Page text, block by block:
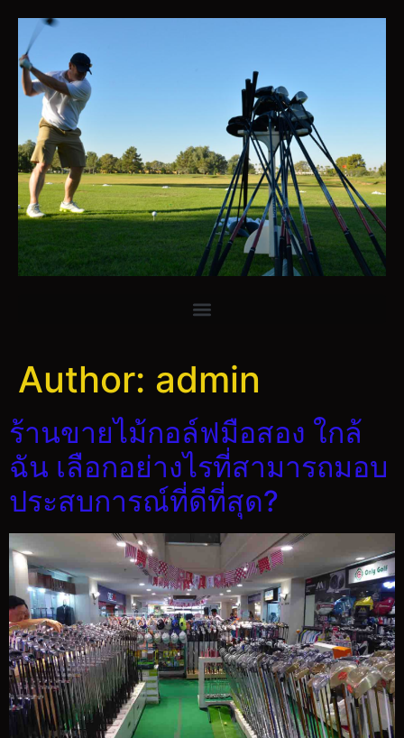
Author: admin
ร้านขายไม้กอล์ฟมือสอง ใกล้
ฉัน เลือกอย่างไรที่สามารถมอบ
ประสบการณ์ที่ดีที่สุด?